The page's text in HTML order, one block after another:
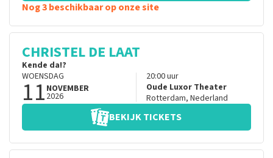
Nog 3 beschikbaar op onze site
CHRISTEL DE LAAT
Kende da!?
WOENSDAG
11 NOVEMBER
2026
20:00uur
Oude Luxor Theater
Rotterdam, Nederland
BEKIJK TICKETS